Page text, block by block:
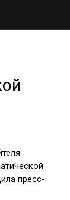
пресс-